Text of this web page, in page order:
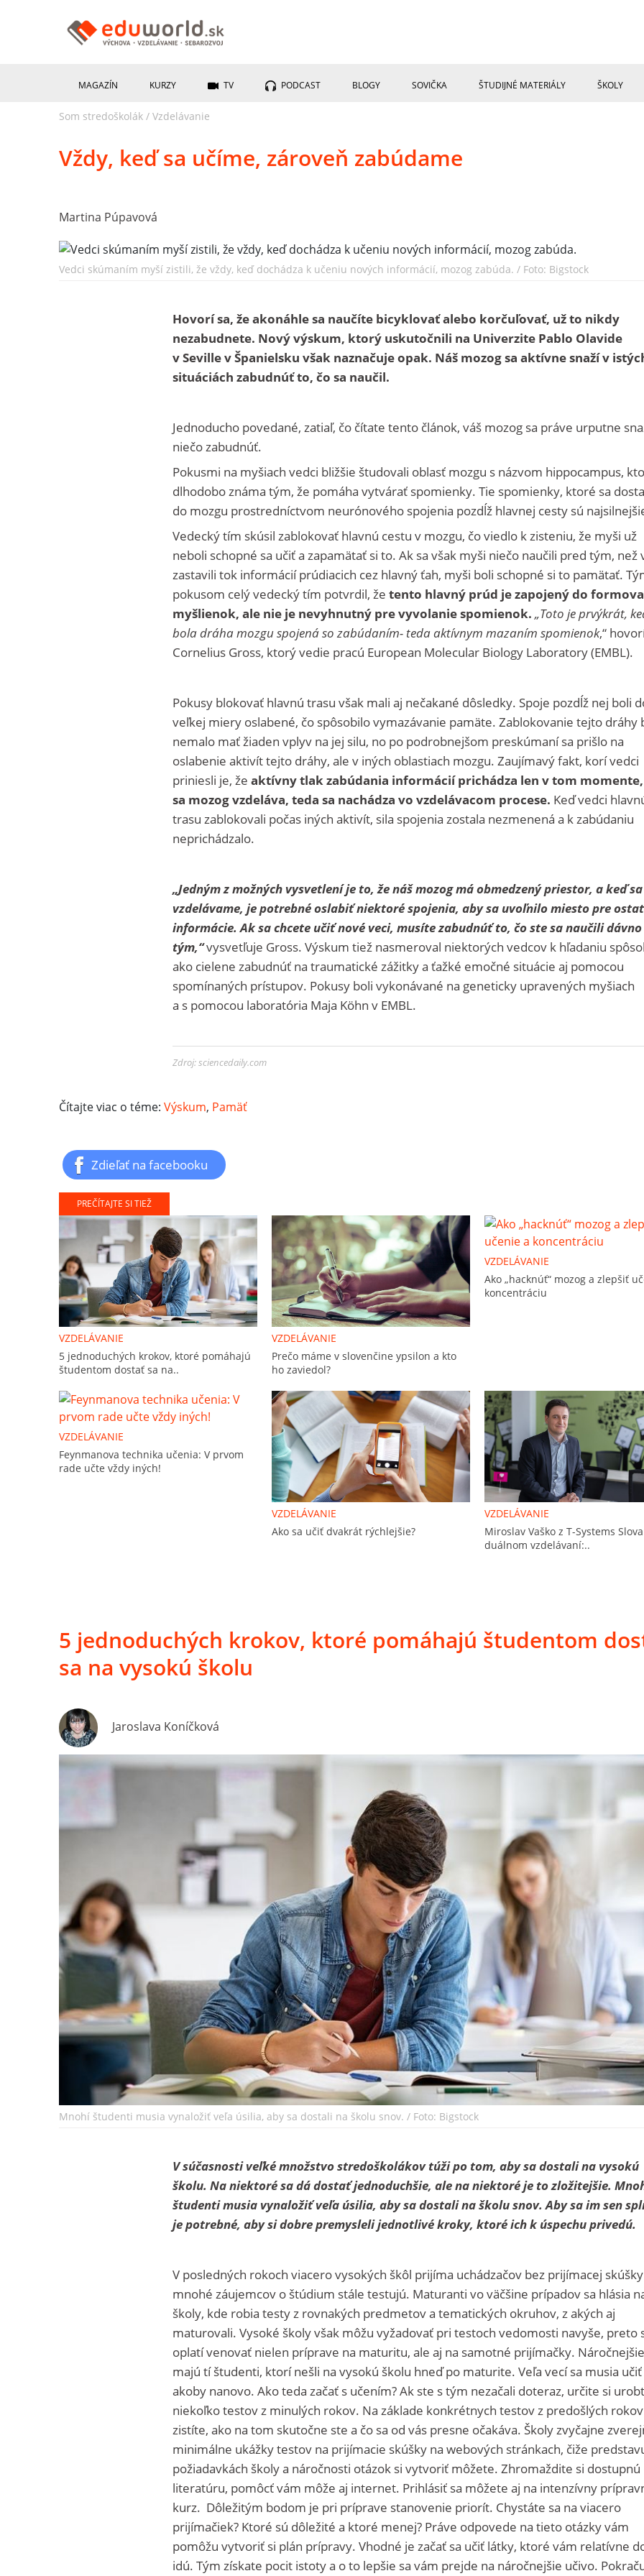
MAGAZÍN KURZY TV PODCAST BLOGY SOVIČKA ŠTUDIJNÉ MATERIÁLY ŠKOLY
Som stredoškolák / Vzdelávanie
Vždy, keď sa učíme, zároveň zabúdame
Martina Púpavová
Vedci skúmaním myší zistili, že vždy, keď dochádza k učeniu nových informácií, mozog zabúda. / Foto: Bigstock
Hovorí sa, že akonáhle sa naučíte bicyklovať alebo korčuľovať, už to nikdy
nezabudnete. Nový výskum, ktorý uskutočnili na Univerzite Pablo Olavide
v Seville v Španielsku však naznačuje opak. Náš mozog sa aktívne snaží v
situáciách zabudnúť to, čo sa naučil.
Jednoducho povedané, zatiaľ, čo čítate tento článok, váš mozog sa práve urputne
niečo zabudnúť.
Pokusmi na myšiach vedci bližšie študovali oblasť mozgu s názvom hippocampus,
dlhodobo známa tým, že pomáha vytvárať spomienky. Tie spomienky, ktoré sa
do mozgu prostredníctvom neurónového spojenia pozdĺž hlavnej cesty sú
Vedecký tím skúsil zablokovať hlavnú cestu v mozgu, čo viedlo k zisteniu, že myši už
neboli schopné sa učiť a zapamätať si to. Ak sa však myši niečo naučili pred tým, než
zastavili tok informácií prúdiacich cez hlavný ťah, myši boli schopné si to pamätať.
pokusom celý vedecký tím potvrdil, že tento hlavný prúd je zapojený do
myšlienok, ale nie je nevyhnutný pre vyvolanie spomienok. „Toto je prvýkrát,
bola dráha mozgu spojená so zabúdaním- teda aktívnym mazaním spomienok,“
Cornelius Gross, ktorý vedie pracú European Molecular Biology Laboratory (EMBL).
Pokusy blokovať hlavnú trasu však mali aj nečakané dôsledky. Spoje pozdĺž nej boli
veľkej miery oslabené, čo spôsobilo vymazávanie pamäte. Zablokovanie tejto dráhy
nemalo mať žiaden vplyv na jej silu, no po podrobnejšom preskúmaní sa prišlo na
oslabenie aktivít tejto dráhy, ale v iných oblastiach mozgu. Zaujímavý fakt, korí vedci
priniesli je, že aktívny tlak zabúdania informácií prichádza len v tom
sa mozog vzdeláva, teda sa nachádza vo vzdelávacom procese. Keď vedci
trasu zablokovali počas iných aktivít, sila spojenia zostala nezmenená a k zabúdaniu
neprichádzalo.
„Jedným z možných vysvetlení je to, že náš mozog má obmedzený priestor, a keď sa
vzdelávame, je potrebné oslabiť niektoré spojenia, aby sa uvoľnilo miesto pre
informácie. Ak sa chcete učiť nové veci, musíte zabudnúť to, čo ste sa naučili
tým,“vysvetľuje Gross. Výskum tiež nasmeroval niektorých vedcov k hľadaniu
ako cielene zabudnúť na traumatické zážitky a ťažké emočné situácie aj pomocou
spomínaných prístupov. Pokusy boli vykonávané na geneticky upravených myšiach
a s pomocou laboratória Maja Köhn v EMBL.
Zdroj: sciencedaily.com
Čítajte viac o téme: Výskum, Pamäť
Zdieľať na facebooku
PREČÍTAJTE SI TIEŽ
VZDELÁVANIE
5 jednoduchých krokov, ktoré pomáhajú
študentom dostať sa na..
VZDELÁVANIE
Prečo máme v slovenčine ypsilon a kto
ho zaviedol?
VZDELÁVANIE
Ako „hacknúť“ mozog a zlepšiť
koncentráciu
VZDELÁVANIE
Feynmanova technika učenia: V prvom
rade učte vždy iných!
VZDELÁVANIE
Ako sa učiť dvak­rát rých­lej­šie?
VZDELÁVANIE
Miroslav Vaško z T-Systems
duálnom vzdelávaní:..
5 jednoduchých krokov, ktoré pomáhajú študentom
sa na vysokú školu
Jaroslava Koníčková
Mnohí študenti musia vynaložiť veľa úsilia, aby sa dostali na školu snov. / Foto: Bigstock
V súčasnosti veľké množstvo stredoškolákov túži po tom, aby sa dostali na vysokú
školu. Na niektoré sa dá dostať jednoduchšie, ale na niektoré je to zložitejšie.
študenti musia vynaložiť veľa úsilia, aby sa dostali na školu snov. Aby sa im sen
je potrebné, aby si dobre premysleli jednotlivé kroky, ktoré ich k úspechu privedú.
V posledných rokoch viacero vysokých škôl prijíma uchádzačov bez prijímacej
mnohé záujemcov o štúdium stále testujú. Maturanti vo väčšine prípadov sa hlásia
školy, kde robia testy z rovnakých predmetov a tematických okruhov, z akých aj
maturovali. Vysoké školy však môžu vyžadovať pri testoch vedomosti navyše, preto
oplatí venovať nielen príprave na maturitu, ale aj na samotné prijímačky.
majú tí študenti, ktorí nešli na vysokú školu hneď po maturite. Veľa vecí sa musia učiť
akoby nanovo. Ako teda začať s učením? Ak ste s tým nezačali doteraz, určite si
niekoľko testov z minulých rokov. Na základe konkrétnych testov z predošlých rokov
zistíte, ako na tom skutočne ste a čo sa od vás presne očakáva. Školy zvyčajne
minimálne ukážky testov na prijímacie skúšky na webových stránkach, čiže
požiadavkách školy a náročnosti otázok si vytvoriť môžete. Zhromaždite si dostupnú
literatúru, pomôcť vám môže aj internet. Prihlásiť sa môžete aj na intenzívny
kurz. Dôležitým bodom je pri príprave stanovenie priorít. Chystáte sa na viacero
prijímačiek? Ktoré sú dôležité a ktoré menej? Práve odpovede na tieto otázky vám
pomôžu vytvoriť si plán prípravy. Vhodné je začať sa učiť látky, ktoré vám relatívne
idú. Tým získate pocit istoty a o to lepšie sa vám prejde na náročnejšie učivo.